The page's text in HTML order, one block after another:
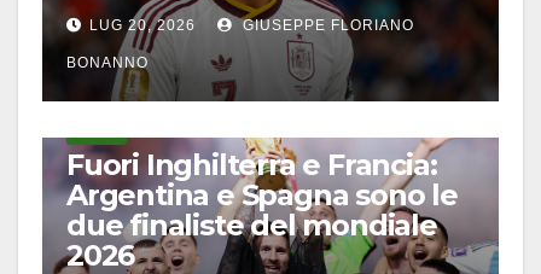
LUG 20, 2026 GIUSEPPE FLORIANO
BONANNO
Fuori Inghilterra e Francia:
Argentina e Spagna sono le
due finaliste del mondiale
2026